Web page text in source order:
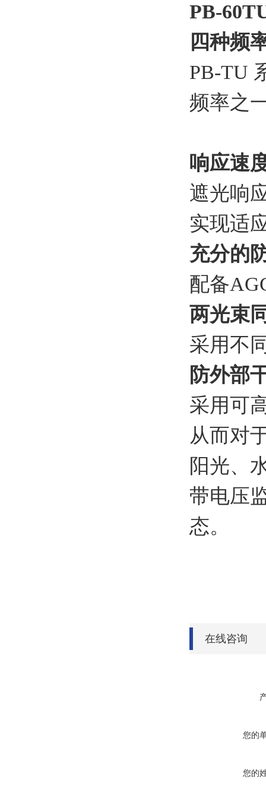
PB-
四种频
PB-TU
频率之
响应速
遮光响
实现适
充分的
配备
两光束
采用不
防外部
采用可
从而对
阳光、
带电压
态。
在线咨询
您的
您的